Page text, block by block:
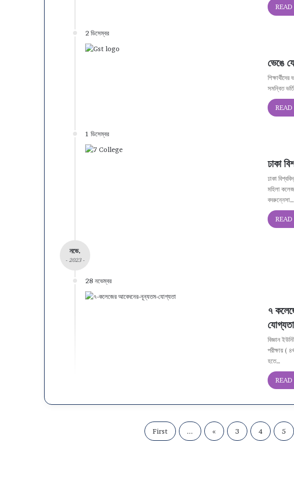
2 ডিসেম্বর
ভেঙে
সমন্বিত
1 ডিসেম্বর
ঢাকা
ঢাকা
মহিলা
বদরুন্নেসা…
নভে.
- 2023 -
28 নভেম্বর
৭
যোগ্যতা
বিজ্ঞান
পরীক্ষায় (
হতে…
First ... « 3 4 5